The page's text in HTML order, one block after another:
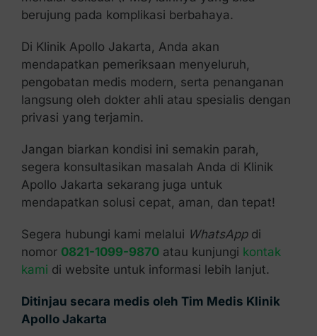
berujung pada komplikasi berbahaya.
Di Klinik Apollo Jakarta, Anda akan
mendapatkan pemeriksaan menyeluruh,
pengobatan medis modern, serta penanganan
langsung oleh dokter ahli atau spesialis dengan
privasi yang terjamin.
Jangan biarkan kondisi ini semakin parah,
segera konsultasikan masalah Anda di Klinik
Apollo Jakarta sekarang juga untuk
mendapatkan solusi cepat, aman, dan tepat!
Segera hubungi kami melalui WhatsAppdi
nomor 0821-1099-9870atau kunjungi kontak
kami di website untuk informasi lebih lanjut.
Ditinjau secara medis oleh Tim Medis Klinik
Apollo Jakarta